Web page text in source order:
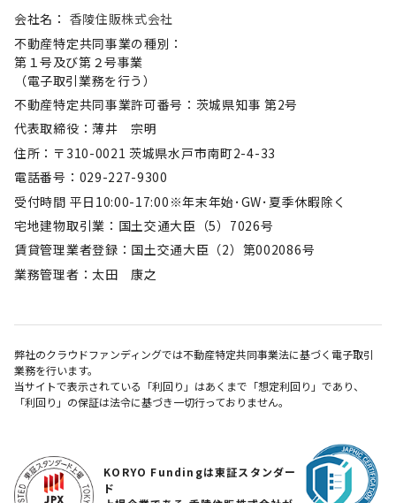
会社名： 香陵住販株式会社
不動産特定共同事業の種別：
第１号及び第２号事業
（電子取引業務を行う）
不動産特定共同事業許可番号：茨城県知事 第2号
代表取締役：薄井 宗明
住所：〒310-0021 茨城県水戸市南町2-4-33
電話番号：029-227-9300
受付時間 平日10:00-17:00※年末年始･GW･夏季休暇除く
宅地建物取引業：国土交通大臣（5）7026号
賃貸管理業者登録：国土交通大臣（2）第002086号
業務管理者：太田 康之
弊社のクラウドファンディングでは不動産特定共同事業法に基づく電子取引
業務を行います。
当サイトで表示されている「利回り」はあくまで「想定利回り」であり、
「利回り」の保証は法令に基づき一切行っておりません。
KORYO Fundingは東証スタンダー
ド